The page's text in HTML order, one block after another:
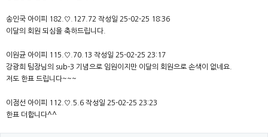
송인국 아이피 182.♡.127.72 작성일 25-02-25 18:36
이달의 회원 되심을 축하드립니다.
이원균 아이피 115.♡.70.13 작성일 25-02-25 23:17
강광희 팀장님의 sub-3 기념으로 임원이지만 이달의 회원으로 손색이 없네요.
저도 한표 드립니다~~~
이점선 아이피 112.♡.5.6 작성일 25-02-25 23:23
한표 더합니다^^